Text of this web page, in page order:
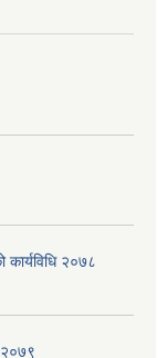
२०७८
२०७९